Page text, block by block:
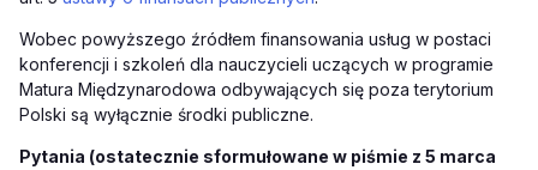
Wobec powyższego źródłem finansowania usług w postaci
konferencji i szkoleń dla nauczycieli uczących w programie
Matura Międzynarodowa odbywających się poza terytorium
Polski są wyłącznie środki publiczne.
Pytania (ostatecznie sformułowane w piśmie z 5 marca